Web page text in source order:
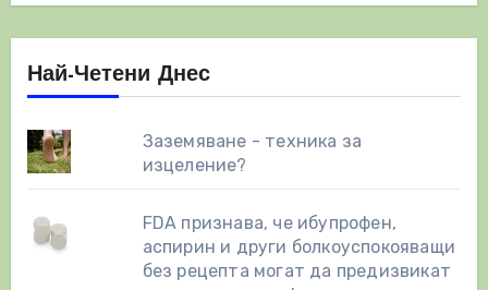
Най-Четени Днес
Заземяване - техника за
изцеление?
FDA признава, че ибупрофен,
аспирин и други болкоуспокояващи
без рецепта могат да предизвикат